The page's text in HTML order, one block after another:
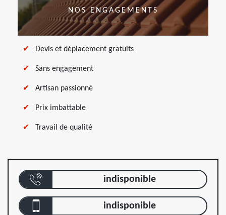
NOS ENGAGEMENTS
Devis et déplacement gratuits
Sans engagement
Artisan passionné
Prix imbattable
Travail de qualité
indisponible
indisponible